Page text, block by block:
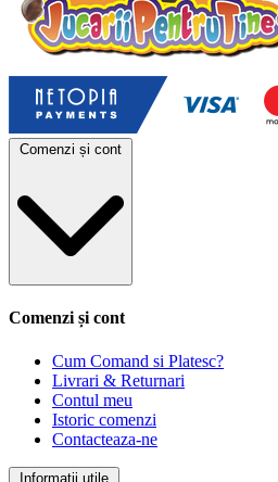
Comenzi și cont
Comenzi și cont
Cum Comand si Platesc?
Livrari & Returnari
Contul meu
Istoric comenzi
Contacteaza-ne
Informații utile